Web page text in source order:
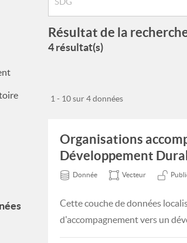
Résultat de la
4 résultat(s)
1 - 10 sur 4 données
Organisations
Développement
Donnée Vecteur
Cette couche de données
d'accompagnement vers un